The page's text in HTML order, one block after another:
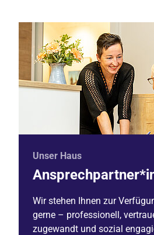
Unser Haus
Wir stehen Ihnen zur
gerne – professionell,
zugewandt und sozial